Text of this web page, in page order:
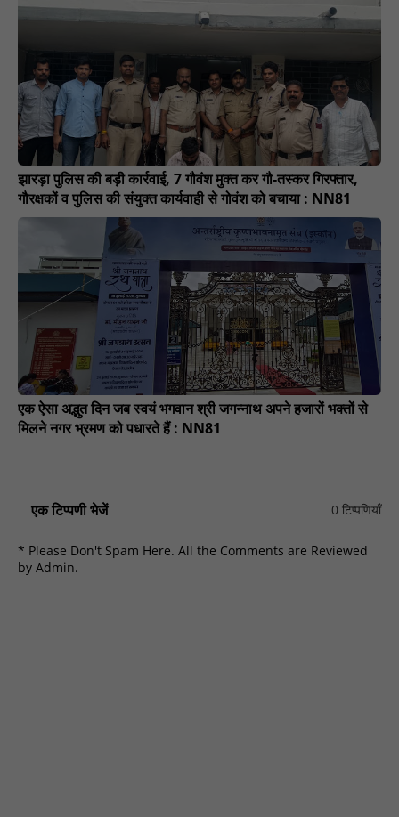
झारड़ा पुलिस की बड़ी कार्रवाई, 7 गौवंश मुक्त कर गौ-तस्कर गिरफ्तार,
गौरक्षकों व पुलिस की संयुक्त कार्यवाही से गोवंश को बचाया : NN81
एक ऐसा अद्भुत दिन जब स्वयं भगवान श्री जगन्नाथ अपने हजारों भक्तों से
मिलने नगर भ्रमण को पधारते हैं : NN81
एक टिप्पणी भेजें 0 टिप्पणियाँ
* Please Don't Spam Here. All the Comments are Reviewed
by Admin.